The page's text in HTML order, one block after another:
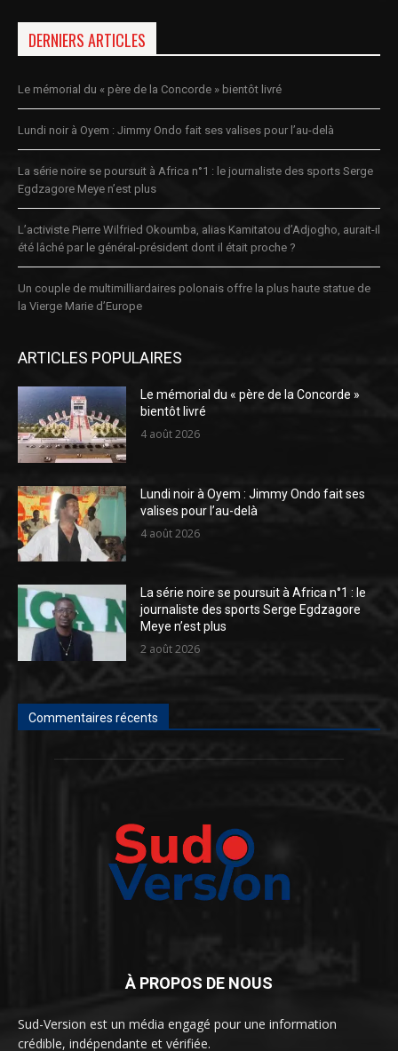
DERNIERS ARTICLES
Le mémorial du « père de la Concorde » bientôt livré
Lundi noir à Oyem : Jimmy Ondo fait ses valises pour l’au-delà
La série noire se poursuit à Africa n°1 : le journaliste des sports Serge
Egdzagore Meye n’est plus
L’activiste Pierre Wilfried Okoumba, alias Kamitatou d’Adjogho, aurait-il
été lâché par le général-président dont il était proche ?
Un couple de multimilliardaires polonais offre la plus haute statue de
la Vierge Marie d’Europe
ARTICLES POPULAIRES
Le mémorial du « père de la Concorde »
bientôt livré
4 août 2026
Lundi noir à Oyem : Jimmy Ondo fait ses
valises pour l’au-delà
4 août 2026
La série noire se poursuit à Africa n°1 : le
journaliste des sports Serge Egdzagore
Meye n’est plus
2 août 2026
Commentaires récents
À PROPOS DE NOUS
Sud-Version est un média engagé pour une information
crédible, indépendante et vérifiée.